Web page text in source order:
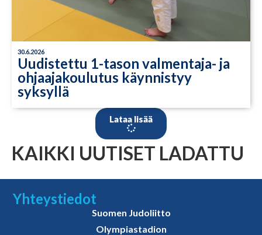
30.6.2026
Uudistettu 1-tason valmentaja- ja
ohjaajakoulutus käynnistyy
syksyllä
Lataa lisää
KAIKKI UUTISET LADATTU
Yhteystiedot
Suomen Judoliitto
Olympiastadion